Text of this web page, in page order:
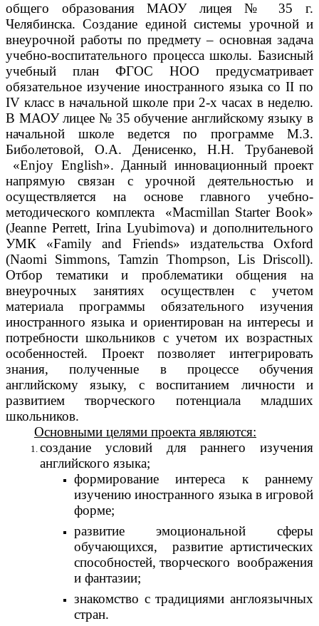
общего образования МАОУ лицея № 35 г.
Челябинска. Создание единой системы урочной и
внеурочной работы по предмету – основная задача
учебно-воспитательного процесса школы. Базисный
учебный план ФГОС НОО предусматривает
обязательное изучение иностранного языка со II по
IV класс в начальной школе при 2-х часах в неделю.
В МАОУ лицее № 35 обучение английскому языку в
начальной школе ведется по программе М.З.
Биболетовой, О.А. Денисенко, Н.Н. Трубаневой
«Enjoy English». Данный инновационный проект
напрямую связан с урочной деятельностью и
осуществляется на основе главного учебно-
методического комплекта «Macmillan Starter Book»
(Jeanne Perrett, Irina Lyubimova) и дополнительного
УМК «Family and Friends» издательства Oxford
(Naomi Simmons, Tamzin Thompson, Lis Driscoll).
Отбор тематики и проблематики общения на
внеурочных занятиях осуществлен с учетом
материала программы обязательного изучения
иностранного языка и ориентирован на интересы и
потребности школьников с учетом их возрастных
особенностей. Проект позволяет интегрировать
знания, полученные в процессе обучения
английскому языку, с воспитанием личности и
развитием творческого потенциала младших
школьников.
Основными целями проекта являются:
создание условий для раннего изучения
английского языка;
формирование интереса к раннему
изучению иностранного языка в игровой
форме;
развитие эмоциональной сферы
обучающихся, развитие артистических
способностей, творческого воображения
и фантазии;
знакомство с традициями англоязычных
стран.